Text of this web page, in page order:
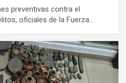
preventivas contra el
oficiales de la Fuerza…